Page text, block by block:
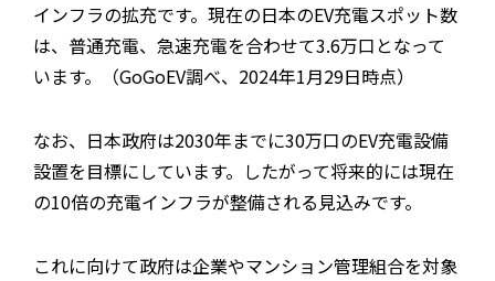
インフラの拡充です。現在の日本のEV充電スポット数
は、普通充電、急速充電を合わせて3.6万口となって
います。（GoGoEV調べ、2024年1月29日時点）
なお、日本政府は2030年までに30万口のEV充電設備
設置を目標にしています。したがって将来的には現在
の10倍の充電インフラが整備される見込みです。
これに向けて政府は企業やマンション管理組合を対象